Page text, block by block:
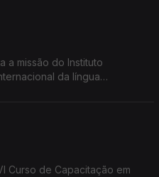
a missão do Instituto
da língua
Curso de Capacitação em